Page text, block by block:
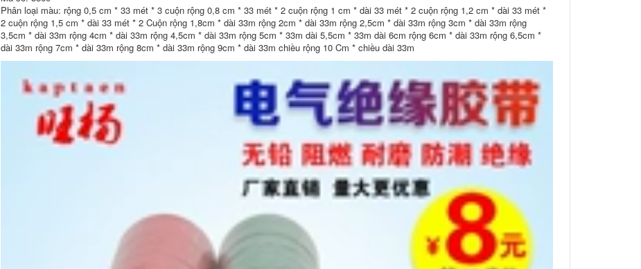
Băng ngón tay vàng
băng nhiệt độ cao
băng nhiệt độ cao
màu nâu điện thoại
di động sửa chữa
băng cách nhiệt
polyimide băng keo
chịu nhiệt kapton
192,000
Gold Finger Nhiệt độ
cao Băng Brown 3D
In Hàn miễn phí
5S Máy tính để bàn
Định vị Băng màu
Không thấm nước,
Không có Băng cảnh
Đỏ Vàng Xanh Xanh
Đen và Trắng băng
keo 2 mặt chịu nhiệt
Sensitive Băng biến
nhiệt nhiệt độ cao
băng dính chịu nhiệt
màu xanh
Phân loại màu: rộng 0,5 cm * 33 mét * 3 cuộn rộng 0,8 cm * 33 mét * 2 cuộn rộng 1 cm * dài 33 mét * 2 cuộn rộng 1,2 cm * dài 33 mét *
2 cuộn rộng 1,5 cm * dài 33 mét * 2 Cuộn rộng 1,8cm * dài 33m rộng 2cm * dài 33m rộng 2,5cm * dài 33m rộng 3cm * dài 33m rộng
3,5cm * dài 33m rộng 4cm * dài 33m rộng 4,5cm * dài 33m rộng 5cm * 33m dài 5,5cm * 33m dài 6cm rộng 6cm * dài 33m rộng 6,5cm *
dài 33m rộng 7cm * dài 33m rộng 8cm * dài 33m rộng 9cm * dài 33m chiều rộng 10 Cm * chiều dài 33m